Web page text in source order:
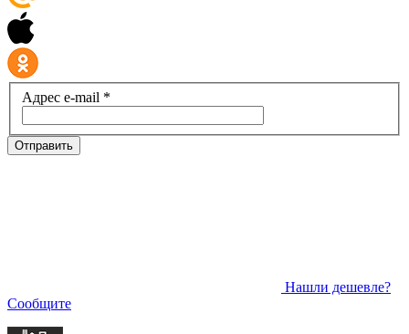
Адрес e-mail *
Отправить
Нашли дешевле?
Сообщите